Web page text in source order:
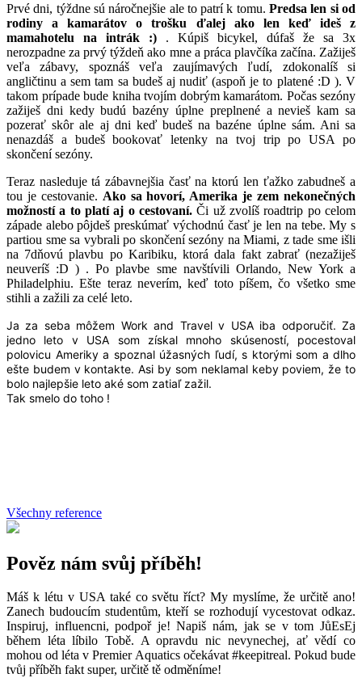
Prvé dni, týždne sú náročnejšie ale to patrí k tomu.Predsa len si od
rodiny a kamarátov o trošku ďalej ako len keď ideš z
mamahotelu na intrák :) . Kúpiš bicykel, dúfaš že sa 3x
nerozpadne za prvý týždeň ako mne a práca plavčíka začína. Zažiješ
veľa zábavy, spoznáš veľa zaujímavých ľudí, zdokonalíš si
angličtinu a sem tam sa budeš aj nudiť (aspoň je to platené :D ). V
takom prípade bude kniha tvojím dobrým kamarátom. Počas sezóny
zažiješ dni kedy budú bazény úplne preplnené a nevieš kam sa
pozerať skôr ale aj dni keď budeš na bazéne úplne sám. Ani sa
nenazdáš a budeš bookovať letenky na tvoj trip po USA po
skončení sezóny.
Teraz nasleduje tá zábavnejšia časť na ktorú len ťažko zabudneš a
tou je cestovanie. Ako sa hovorí, Amerika je zem nekonečných
možností a to platí aj o cestovaní.Či už zvolíš roadtrip po celom
západe alebo pôjdeš preskúmať východnú časť je len na tebe. My s
partiou sme sa vybrali po skončení sezóny na Miami, z tade sme išli
na 7dňovú plavbu po Karibiku, ktorá dala fakt zabrať (nezažiješ
neuveríš :D ) . Po plavbe sme navštívili Orlando, New York a
Philadelphiu. Ešte teraz neverím, keď toto píšem, čo všetko sme
stihli a zažili za celé leto.
Ja za seba môžem Work and Travel v USA iba odporučiť. Za
jedno leto v USA som získal mnoho skúseností, pocestoval
polovicu Ameriky a spoznal úžasných ľudí, s ktorými som a dlho
ešte budem v kontakte. Asi by som neklamal keby poviem, že to
bolo najlepšie leto aké som zatiaľ zažil.
Tak smelo do toho !
Všechny reference
Pověz nám svůj příběh!
Máš k létu v USA také co světu říct? My myslíme, že určitě ano!
Zanech budoucím studentům, kteří se rozhodují vycestovat odkaz.
Inspiruj, influencni, podpoř je! Napiš nám, jak se v tom JůEsEj
během léta líbilo Tobě. A opravdu nic nevynechej, ať vědí co
mohou od léta v Premier Aquatics očekávat #keepitreal. Pokud bude
tvůj příběh fakt super, určitě tě odměníme!